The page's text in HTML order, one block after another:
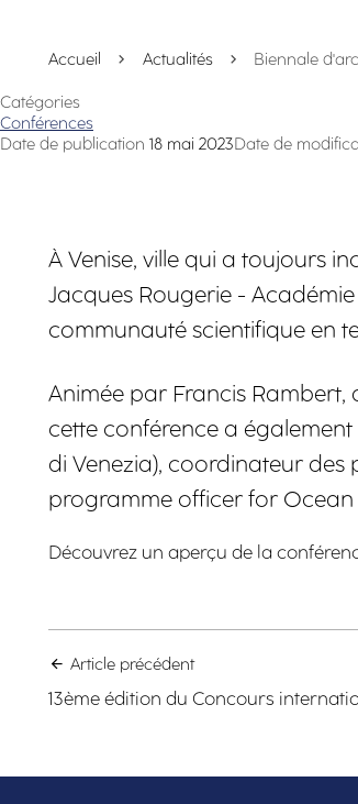
Accueil Actualités Biennale
Catégories
Conférences
Date de publication 18 mai 2023Date de
À Venise, ville qui a toujours
Jacques Rougerie -
communauté scientifique en
Animée par Francis
cette conférence a
di Venezia), coordinateur des
programme officer for Ocean
Découvrez un aperçu de la
Article précédent
13ème édition du Concours